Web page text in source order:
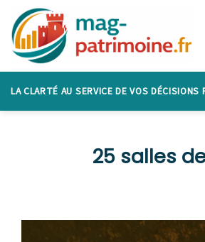
content
LA CLARTÉ AU SERVICE DE VOS DÉCISIONS
25 salles